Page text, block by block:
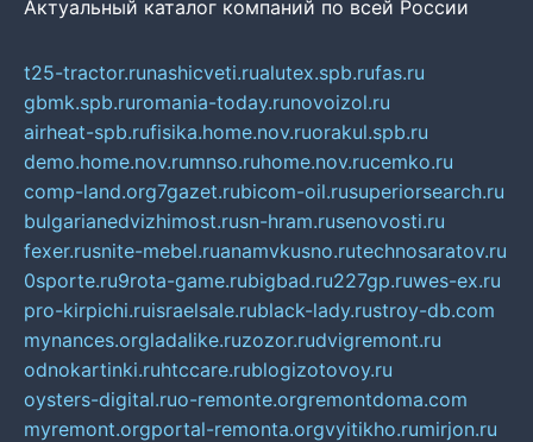
Актуальный каталог компаний по всей России
t25-tractor.runashicveti.rualutex.spb.rufas.ru
gbmk.spb.ruromania-today.runovoizol.ru
airheat-spb.rufisika.home.nov.ruorakul.spb.ru
demo.home.nov.rumnso.ruhome.nov.rucemko.ru
comp-land.org7gazet.rubicom-oil.rusuperiorsearch.ru
bulgarianedvizhimost.rusn-hram.rusenovosti.ru
fexer.rusnite-mebel.ruanamvkusno.rutechnosaratov.ru
0sporte.ru9rota-game.rubigbad.ru227gp.ruwes-ex.ru
pro-kirpichi.ruisraelsale.rublack-lady.rustroy-db.com
mynances.orgladalike.ruzozor.rudvigremont.ru
odnokartinki.ruhtccare.rublogizotovoy.ru
oysters-digital.ruo-remonte.orgremontdoma.com
myremont.orgportal-remonta.orgvyitikho.rumirjon.ru